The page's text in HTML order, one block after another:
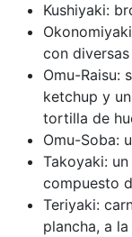
Kushiyaki:
con
Omu-Raisu:
ketchup y
tortilla de
Omu-Soba:
Takoyaki:
compuesto
Teriyaki:
plancha, a